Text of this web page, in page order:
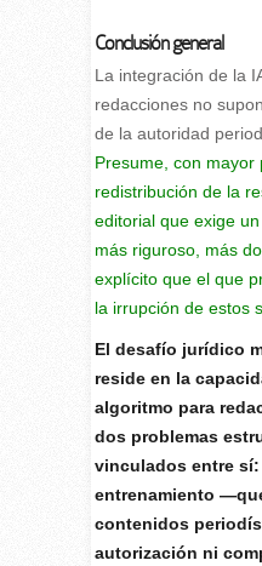
Conclusión general
La integración de la
redacciones no
de la autoridad
Presume, con mayor
redistribución de la
editorial que exige
más riguroso, más
explícito que el que
la irrupción de estos
El desafío jurídico
reside en la
algoritmo para
dos problemas
vinculados entre
entrenamiento
contenidos
autorización ni